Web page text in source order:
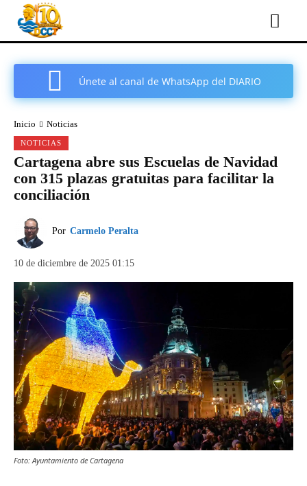
Únete al canal de WhatsApp del DIARIO
Inicio Noticias
NOTICIAS
Cartagena abre sus Escuelas de Navidad
con 315 plazas gratuitas para facilitar la
conciliación
Por Carmelo Peralta
10 de diciembre de 2025 01:15
Foto: Ayuntamiento de Cartagena